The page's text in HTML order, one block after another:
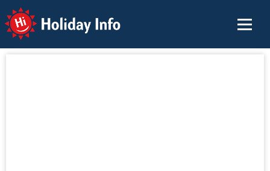
Holiday Info